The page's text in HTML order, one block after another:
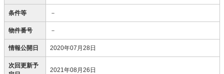
条件等 －
物件番号 －
情報公開日 2020年07月28日
次回更新予
2021年08月26日